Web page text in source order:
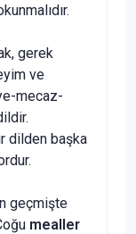
gerek
ve
mecaz-
dilden başka
geçmişte
mealler